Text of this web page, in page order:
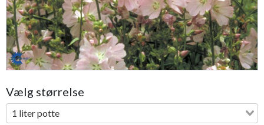
Vælg størrelse
1 liter potte